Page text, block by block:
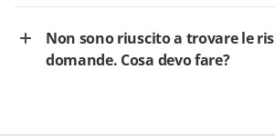
Non sono riuscito a trovare le
domande. Cosa devo fare?